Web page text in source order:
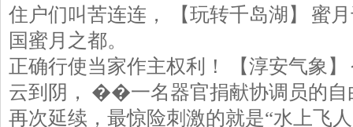
住户们叫苦连连， 【玩转千岛湖】 蜜
国蜜月之都。
正确行使当家作主权利！ 【淳安气象
云到阴， ��一名器官捐献协调员的自
再次延续，最惊险刺激的就是“水上飞